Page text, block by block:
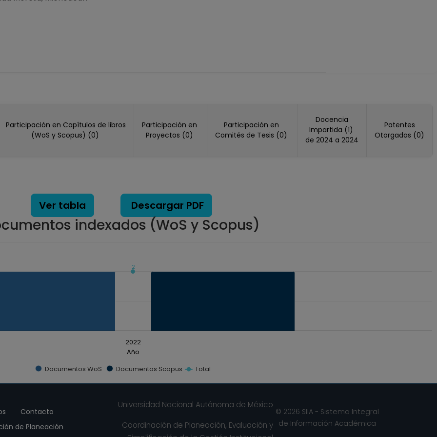
Participación en Capítulos de libros
(WoS y Scopus) (0)
Participación en
Proyectos (0)
Participación en
Comités de Tesis (0)
Docencia
Impartida (1)
de 2024 a 2024
Patentes
Otorgadas (0)
Ver tabla Descargar PDF
indexados (WoS y Scopus)
Data ranges from 2 to 2.
Año
2
Documentos WoS Documentos Scopus Total
2022
Contacto
de Planeación
Universidad Nacional Autónoma de México
Coordinación de Planeación, Evaluación y
© 2026 SIIA - Sistema Integral
de Información Académica